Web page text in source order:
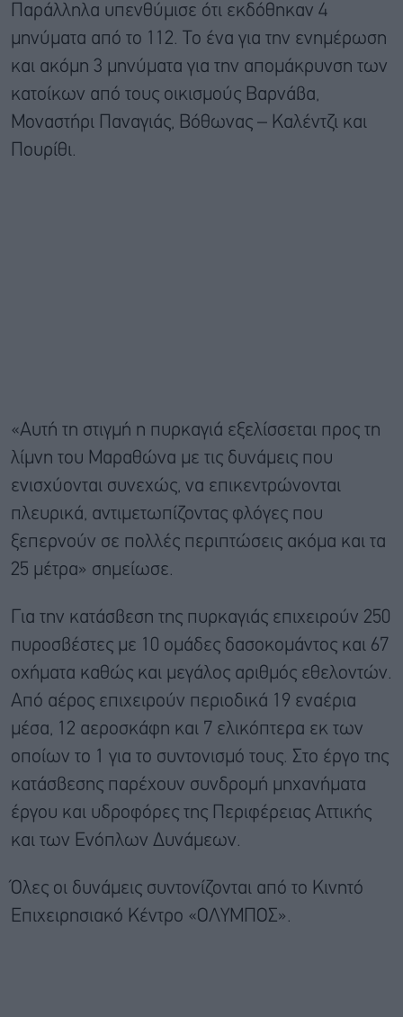
Παράλληλα υπενθύμισε ότι εκδόθηκαν 4
μηνύματα από το 112. Το ένα για την ενημέρωση
και ακόμη 3 μηνύματα για την απομάκρυνση των
κατοίκων από τους οικισμούς Βαρνάβα,
Μοναστήρι Παναγιάς, Βόθωνας – Καλέντζι και
Πουρίθι.
«Αυτή τη στιγμή η πυρκαγιά εξελίσσεται προς τη
λίμνη του Μαραθώνα με τις δυνάμεις που
ενισχύονται συνεχώς, να επικεντρώνονται
πλευρικά, αντιμετωπίζοντας φλόγες που
ξεπερνούν σε πολλές περιπτώσεις ακόμα και τα
25 μέτρα» σημείωσε.
Για την κατάσβεση της πυρκαγιάς επιχειρούν 250
πυροσβέστες με 10 ομάδες δασοκομάντος και 67
οχήματα καθώς και μεγάλος αριθμός εθελοντών.
Από αέρος επιχειρούν περιοδικά 19 εναέρια
μέσα, 12 αεροσκάφη και 7 ελικόπτερα εκ των
οποίων το 1 για το συντονισμό τους. Στο έργο της
κατάσβεσης παρέχουν συνδρομή μηχανήματα
έργου και υδροφόρες της Περιφέρειας Αττικής
και των Ενόπλων Δυνάμεων.
Όλες οι δυνάμεις συντονίζονται από το Κινητό
Επιχειρησιακό Κέντρο «ΟΛΥΜΠΟΣ».